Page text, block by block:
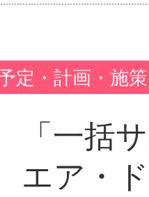
定・計画・施策
一括
ア・